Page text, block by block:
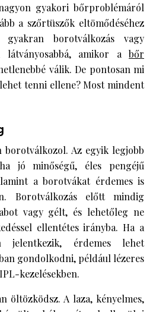
gyakori bőrproblémáról
a szőrtüszők eltömődéséhez
borotválkozás vagy
amikor a bőr
válik. De pontosan mi
tenni ellene? Most mindent
borotválkozol. Az egyik legjobb
jó minőségű, éles pengéjű
a borotvákat érdemes is
Borotválkozás előtt mindig
vagy gélt, és lehetőleg ne
ellentétes irányba. Ha a
jelentkezik, érdemes lehet
gondolkodni, például lézeres
kezelésekben.
öltözködsz. A laza, kényelmes,